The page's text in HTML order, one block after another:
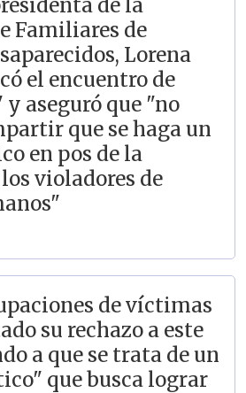
de la
Familiares de
Lorena
el encuentro de
aseguró que "no
que se haga un
en pos de la
violadores de
de víctimas
su rechazo a este
a que se trata de un
que busca lograr